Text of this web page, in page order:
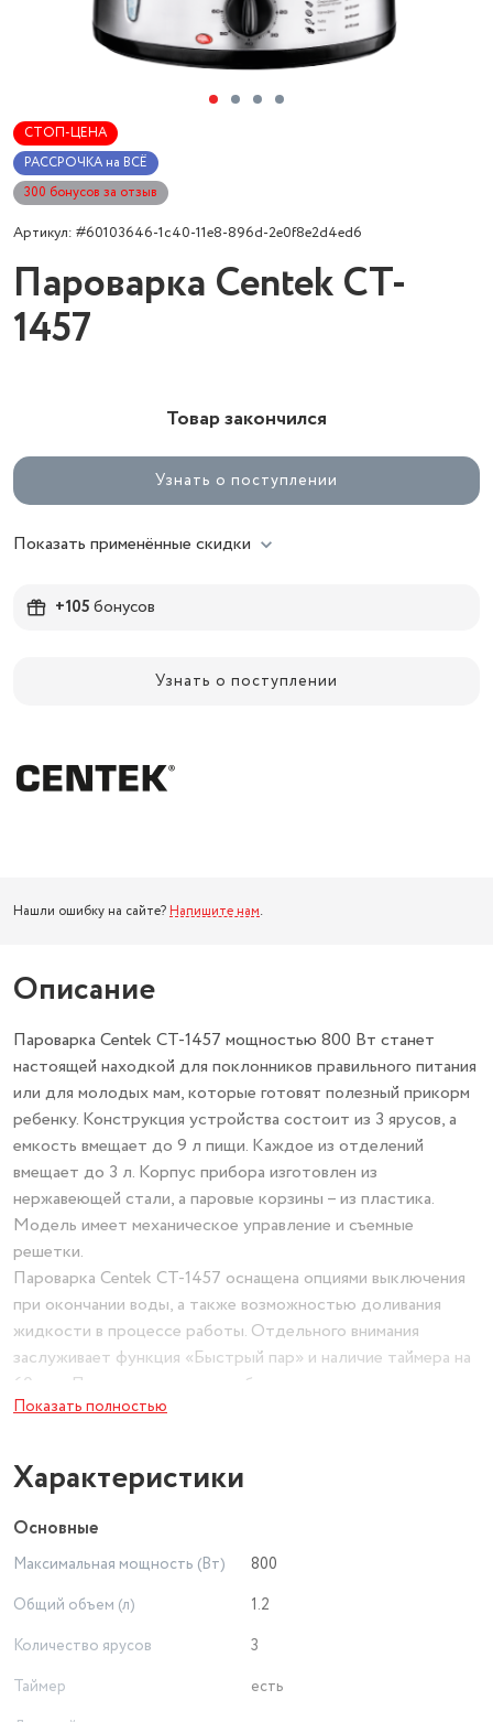
СТОП-ЦЕНА
РАССРОЧКА на ВСЁ
300 бонусов за отзыв
Артикул: #60103646-1c40-11e8-896d-2e0f8e2d4ed6
Пароварка Centek CT-
1457
Товар закончился
Узнать о поступлении
Показать применённые скидки
+105бонусов
Узнать о поступлении
Нашли ошибку на сайте? Напишите нам.
Описание
Пароварка Centek CT-1457 мощностью 800 Вт станет
настоящей находкой для поклонников правильного питания
или для молодых мам, которые готовят полезный прикорм
ребенку. Конструкция устройства состоит из 3 ярусов, а
емкость вмещает до 9 л пищи. Каждое из отделений
вмещает до 3 л. Корпус прибора изготовлен из
нержавеющей стали, а паровые корзины – из пластика.
Модель имеет механическое управление и съемные
решетки.
Пароварка Centek CT-1457 оснащена опциями выключения
при окончании воды, а также возможностью доливания
жидкости в процессе работы. Отдельного внимания
заслуживает функция «Быстрый пар» и наличие таймера на
60 мин. Поставив готовить рыбу, овощи или курицу, вы
можете не беспокоиться о времени – все будет сделано в
Показать полностью
Характеристики
Основные
Максимальная мощность (Вт)
800
Общий объем (л)
1.2
Количество ярусов
3
Таймер
есть